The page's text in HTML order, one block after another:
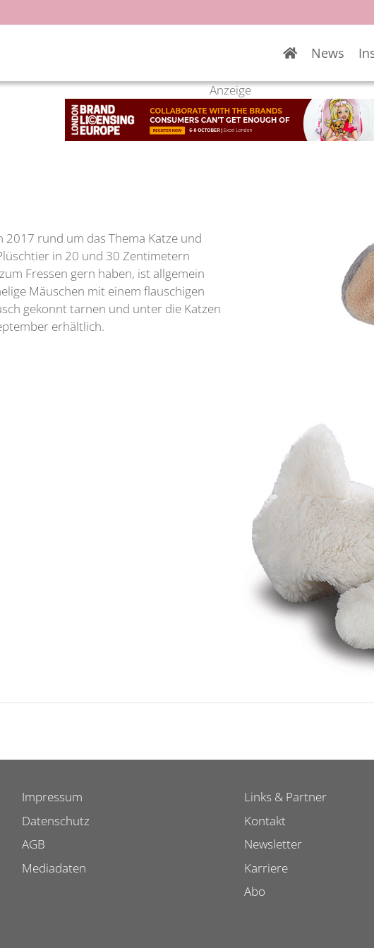
News
Anzeige
rund um das Thema Katze und
in 20 und 30 Zentimetern
Fressen gern haben, ist allgemein
Mäuschen mit einem flauschigen
gekonnt tarnen und unter die Katzen
erhältlich.
Impressum
Datenschutz
AGB
Mediadaten
Links & Partner
Kontakt
Newsletter
Karriere
Abo